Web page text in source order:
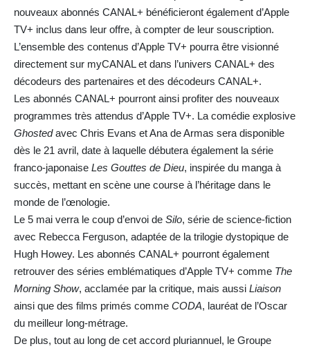
nouveaux abonnés CANAL+ bénéficieront également d’Apple
TV+ inclus dans leur offre, à compter de leur souscription.
L’ensemble des contenus d’Apple TV+ pourra être visionné
directement sur myCANAL et dans l’univers CANAL+ des
décodeurs des partenaires et des décodeurs CANAL+.
Les abonnés CANAL+ pourront ainsi profiter des nouveaux
programmes très attendus d’Apple TV+. La comédie explosive
Ghostedavec Chris Evans et Ana de Armas sera disponible
dès le 21 avril, date à laquelle débutera également la série
franco-japonaise Les Gouttes de Dieu, inspirée du manga à
succès, mettant en scène une course à l’héritage dans le
monde de l’œnologie.
Le 5 mai verra le coup d’envoi de Silo, série de science-fiction
avec Rebecca Ferguson, adaptée de la trilogie dystopique de
Hugh Howey. Les abonnés CANAL+ pourront également
retrouver des séries emblématiques d’Apple TV+ comme The
Morning Show, acclamée par la critique, mais aussi Liaison
ainsi que des films primés comme CODA, lauréat de l’Oscar
du meilleur long-métrage.
De plus, tout au long de cet accord pluriannuel, le Groupe